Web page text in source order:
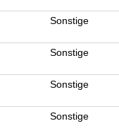
Sonstige
Sonstige
Sonstige
Sonstige